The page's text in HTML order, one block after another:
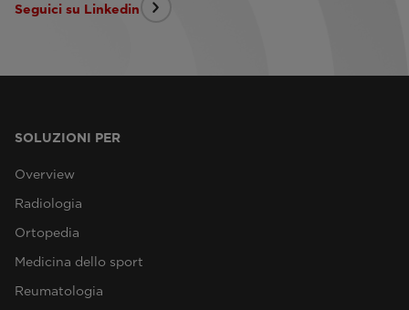
Seguici su Linkedin
SOLUZIONI PER
Overview
Radiologia
Ortopedia
Medicina dello sport
Reumatologia